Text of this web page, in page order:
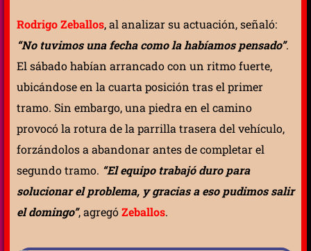
Rodrigo Zeballos, al analizar su actuación, señaló:
“No tuvimos una fecha como la habíamos pensado”.
El sábado habían arrancado con un ritmo fuerte,
ubicándose en la cuarta posición tras el primer
tramo. Sin embargo, una piedra en el camino
provocó la rotura de la parrilla trasera del vehículo,
forzándolos a abandonar antes de completar el
segundo tramo. “El equipo trabajó duro para
solucionar el problema, y gracias a eso pudimos salir
el domingo”, agregóZeballos.